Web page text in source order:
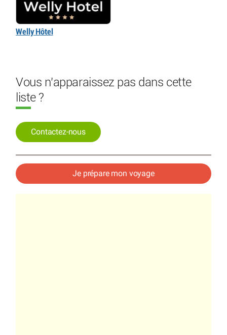
Welly Hôtel
Vous n'apparaissez pas dans cette
liste ?
Contactez-nous
Je prépare mon voyage